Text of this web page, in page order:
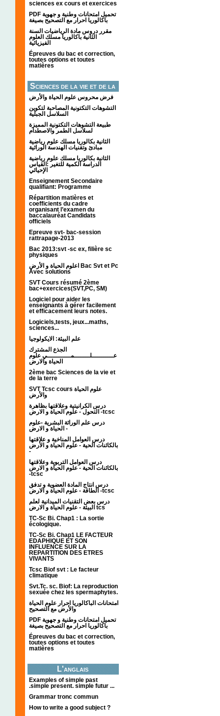
sciences ex cours et exercices
PDF تحميل امتحانات وطنية و جهوية
باكالوريا احرار مع التصحيح بصيغة
مقرر دروس مادة الرياضيات السنة
الثانية باكالوريا مسلك العلوم
الفيزيائية
Épreuves du bac et correction,
toutes options et toutes
matières
Sciences de la vie et de la
terre
فرض محروس علوم الحياة والأرض
التشوهات التكتونیة المصاحبة لتكوین
السلاسل الجبلیة
طبيعة التشوهات التكتونية المميزة
لسلاسل الطمر والاصطدام
الثانية بكالوريا مسلك علوم رياضية
مبادئ وتقنيات الهندسة الوراثية
الثانية بكالوريا مسلك علوم رياضية
الدراسة الكمية للتغير :القياس
الإحيائي
Enseignement Secondaire
qualifiant: Programme
Répartition matières et
coefficients du cadre
organisant l’examen du
baccalauréat Candidats
officiels
Epreuve svt- bac-session
rattrapage-2013
Bac 2013:svt -sc ex, filière sc
physiques
اعلوم الحياة و الأرض Bac Svt et Pc
Avec solutions
SVT Cours résumé 2ème
bac+exercices(SVT,PC, SM)
Logiciel pour aider les
enseignants à gérer facilement
et efficacement leurs notes.
Logiciels,tests, jeux...maths,
sciences...
علم البيئة: الايكولوجيا
الجذع المشترك
عـــــــــــلــــــــمــــــــــــي علوم
الحياة والارض
2ème bac Sciences de la vie et
de la terre
SVT Tcsc cours علوم الحياة
والأرض
درس الكرانيتية وعلاقتها بظاهرة
التحول - علوم الحياة و الارض -tcsc
درس علم الوراثة البشرية -علوم
الحياة و الارض -
درس العوامل المناخية و علاقتها
بالكائنات الحية - علوم الحياة و الأرض
-
درس العوامل التربوية وعلاقتها
بالكائنات الحية - علوم الحياة و الارض
-tcsc
درس انتاج المادة العضوية و تدفق
الطاقة - علوم الحياة و الارض -tcsc
درس بعض التقنيات الميدانية لعلم
البيئة - علوم الحياة و الارض tcs
TC-Sc Bi. Chap1 : La sortie
écologique.
TC-Sc Bi. Chap1 LE FACTEUR
EDAPHIQUE ET SON
INFLUENCE SUR LA
REPARTITION DES ETRES
VIVANTS
Tcsc Biof svt : Le facteur
climatique
Svt.Tc. sc. Biof: La reproduction
sexuée chez les spermaphytes.
امتحانات الباكالوريا احرار علوم الحياة
والأرض مع التصحيح
PDF تحميل امتحانات وطنية و جهوية
باكالوريا احرار مع التصحيح بصيغة
Épreuves du bac et correction,
toutes options et toutes
matières
L'anglais
Examples of simple past
.simple present. simple futur ...
Grammar tronc commun
How to write a good subject ?